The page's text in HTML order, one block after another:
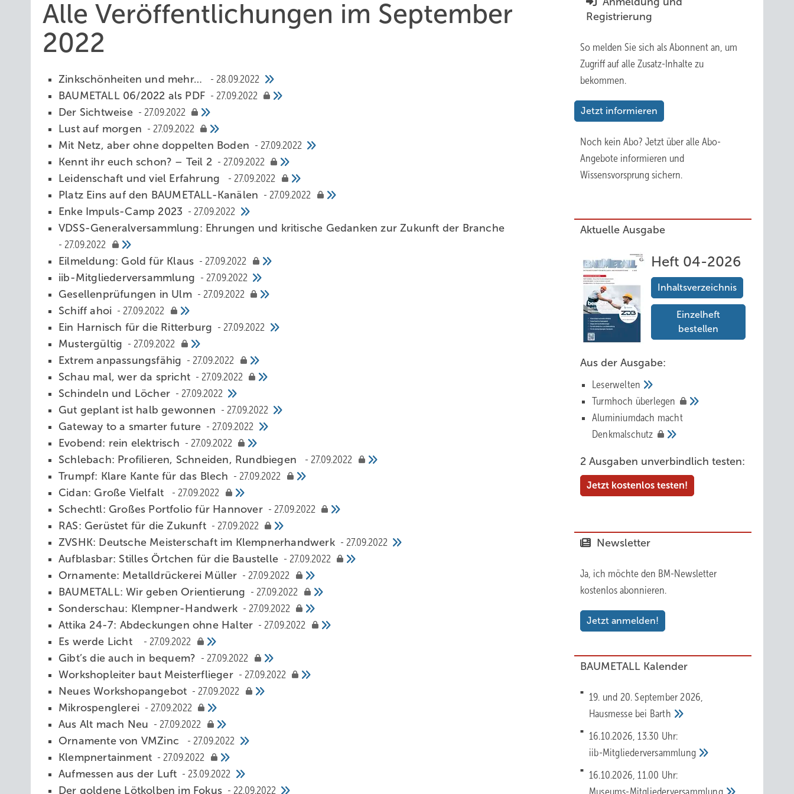
Alle Veröffentlichungen im September
2022
Zinkschönheiten und mehr…
28.09.2022
BAUMETALL 06/2022 als PDF
27.09.2022
Der Sichtweise
27.09.2022
Lu st auf morge n
27.09.2022
Mit Netz, aber ohne doppelten Boden
27.09.2022
Kennt ihr euch schon? – Teil 2
27.09.2022
Leidenschaft und viel Erfahrung
27.09.2022
Platz Eins auf den BAUMETALL-Kanälen
27.09.2022
Enke Impuls-Camp 2023
27.09.2022
VDSS-Generalversammlung: Ehrungen und kritische Gedanken zur Zukunft der Branche
27.09.2022
Eilmeldung: Gold für Klaus
27.09.2022
iib-Mitgliederversammlung
27.09.2022
Gese lle nprüfungen in Ulm
27.09.2022
Schiff ahoi
27.09.2022
Ein H arnisch für die Ritterburg
27.09.2022
Mustergültig
27.09.2022
Extrem anpassungsfähig
27.09.2022
Schau mal, wer da spricht
27.09.2022
Schindeln und Löcher
27.09.2022
Gut geplant ist halb gewonnen
27.09.2022
Gateway to a smarter future
27.09.2022
Evobend: rein elektrisch
27.09.2022
Schlebach: Profilieren, Schneiden, Rundbiegen
27.09.2022
Trumpf: Klare Kante für das Blech
27.09.2022
Cidan: Große Vielfalt
27.09.2022
Schechtl: Großes Portfolio für Hannover
27.09.2022
RAS: Gerüstet für die Zukunft
27.09.2022
ZVSHK: Deutsche Meisterschaft im Klempnerhandwerk
27.09.2022
Aufb lasbar : Stilles Örtchen für die Baustelle
27.09.2022
Ornamente: Metalldrückerei Müller
27.09.2022
BAUMETALL: Wir geben Orientierung
27.09.2022
Sonderschau: Klempner-Handwerk
27.09.2022
Attika 24-7: Abdeckungen ohne Halter
27.09.2022
Es werde Licht
27.09.2022
Gibt’s die auch in bequem?
27.09.2022
Workshopleiter baut Meisterflieger
27.09.2022
Neues Workshopangebot
27.09.2022
Mik ros penglerei
27.09.2022
Aus Alt mach Neu
27.09.2022
Ornamente von VMZinc
27.09.2022
Klempnertainment
27.09.2022
Aufmessen aus der Luft
23.09.2022
Der goldene Lötkolben im Fokus
22.09.2022
Registrierung
So melden Sie sich als Abonnent an, um
Zugriff auf alle Zusatz-Inhalte zu
bekommen.
Jetzt informieren
Noch kein Abo? Jetzt über alle Abo-
Angebote informieren und
Wissensvorsprung sichern.
Aktuelle Ausgabe
Heft 04-2026
Inhaltsverzeichnis
Einzelheft
bestellen
Aus der Ausgabe:
Leserwelten
Tur mhoch überlegen
Aluminiumdach macht
Denkmalschutz
2 Ausgaben unverbindlich testen:
Jetzt kostenlos testen!
Newsletter
Ja, ich möchte den BM-Newsletter
kostenlos abonnieren.
Jetzt anmelden!
BAUMETALL Kalender
19. und 20. September 2026,
Hausmesse bei Barth
16.10.2026, 13.30 Uhr:
iib-Mitgliederversammlung
16.10.2026, 11.00 Uhr:
Museums-Mitgliederversammlung